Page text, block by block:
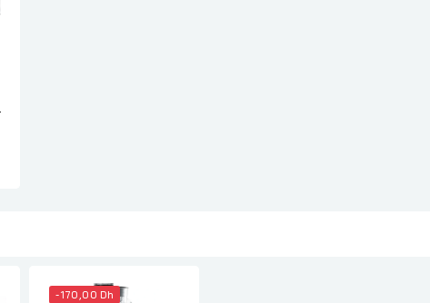
-170,00 Dh